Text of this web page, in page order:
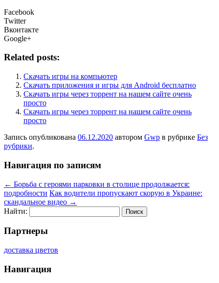
Facebook
Twitter
Вконтакте
Google+
Related posts:
Скачать игры на компьютер
Скачать приложения и игры для Android бесплатно
Скачать игры через торрент на нашем сайте очень
просто
Скачать игры через торрент на нашем сайте очень
просто
Запись опубликована 06.12.2020 автором Gwp в рубрике Без
рубрики.
Навигация по записям
← Борьба с героями парковки в столице продолжается:
подробности Как водители пропускают скорую в Украине:
скандальное видео →
Найти:
Партнеры
доставка цветов
Навигация